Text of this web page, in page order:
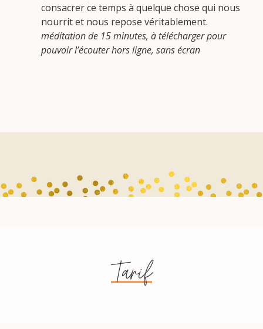
consacrer ce temps à quelque chose qui nous
nourrit et nous repose véritablement.
méditation de 15 minutes, à télécharger pour
pouvoir l’écouter hors ligne, sans écran
Tarif